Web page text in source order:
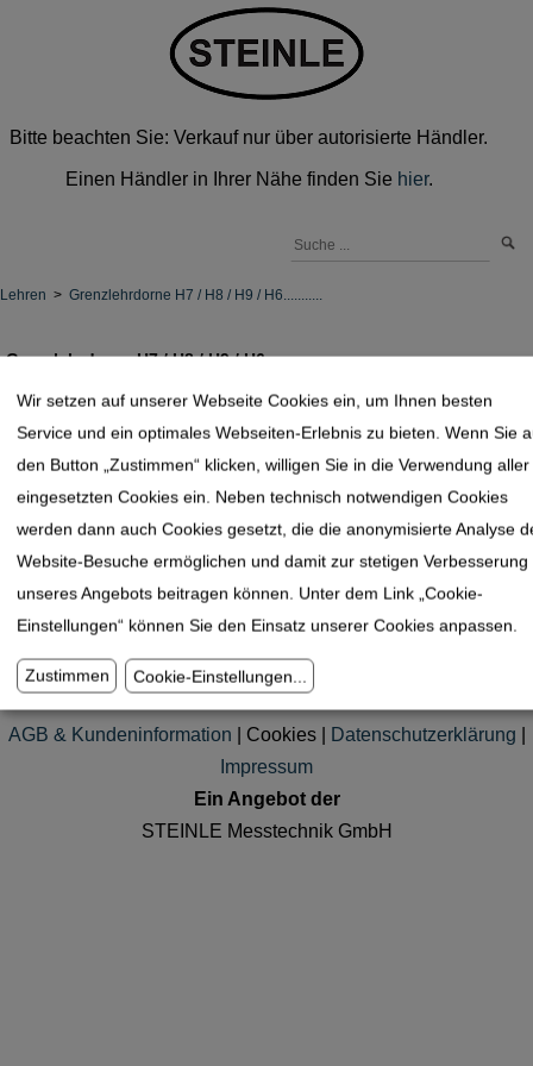
Bitte beachten Sie: Verkauf nur über autorisierte Händler.
Einen Händler in Ihrer Nähe finden Sie hier.
Lehren > Grenzlehrdorne H7 / H8 / H9 / H6...........
Grenzlehrdorne H7 / H8 / H9 / H6...........
Grenzlehrdorne DIN 2245 H7
Kundenservice
Anfrage|Bezugsquellen|Messtechnik – Lexikon
AGB & Kundeninformation
Cookies| Datenschutzerklärung
Impressum
Ein Angebot der
STEINLE Messtechnik GmbH
Wir setzen auf unserer Webseite Cookies ein, um Ihnen besten
Service und ein optimales Webseiten-Erlebnis zu bieten. Wenn Sie
den Button „Zustimmen“ klicken, willigen Sie in die Verwendung aller
eingesetzten Cookies ein. Neben technisch notwendigen Cookies
werden dann auch Cookies gesetzt, die die anonymisierte Analyse
Website-Besuche ermöglichen und damit zur stetigen Verbesserung
unseres Angebots beitragen können. Unter dem Link „Cookie-
Einstellungen“ können Sie den Einsatz unserer Cookies anpassen.
Zustimmen Cookie-Einstellungen